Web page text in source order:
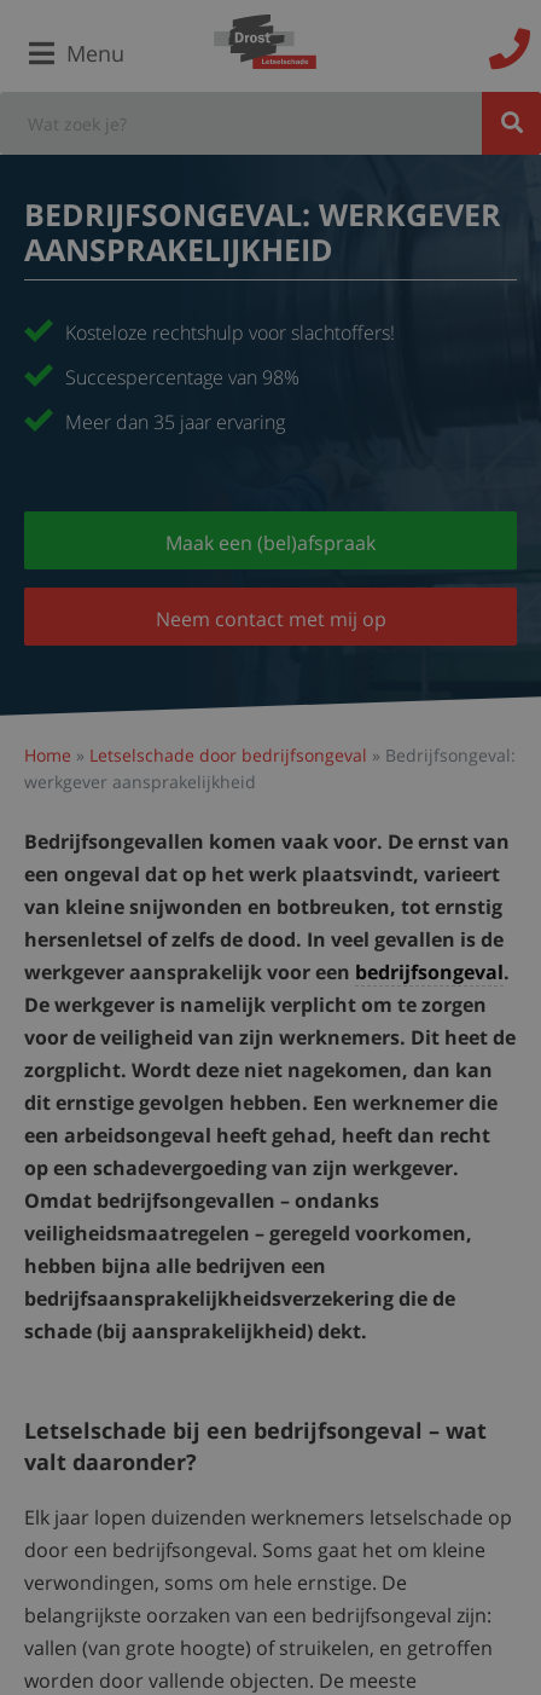
Menu
BEDRIJFSONGEVAL: WERKGEVER
AANSPRAKELIJKHEID
Kosteloze rechtshulp voor slachtoffers!
Succespercentage van 98%
Meer dan 35 jaar ervaring
Maak een (bel)afspraak
Neem contact met mij op
Home » Letselschade door bedrijfsongeval » Bedrijfsongeval:
werkgever aansprakelijkheid
Bedrijfsongevallen komen vaak voor. De ernst van
een ongeval dat op het werk plaatsvindt, varieert
van kleine snijwonden en botbreuken, tot ernstig
hersenletsel of zelfs de dood. In veel gevallen is de
werkgever aansprakelijk voor een bedrijfsongeval.
De werkgever is namelijk verplicht om te zorgen
voor de veiligheid van zijn werknemers. Dit heet de
zorgplicht. Wordt deze niet nagekomen, dan kan
dit ernstige gevolgen hebben. Een werknemer die
een arbeidsongeval heeft gehad, heeft dan recht
op een schadevergoeding van zijn werkgever.
Omdat bedrijfsongevallen – ondanks
veiligheidsmaatregelen – geregeld voorkomen,
hebben bijna alle bedrijven een
bedrijfsaansprakelijkheidsverzekering die de
schade (bij aansprakelijkheid) dekt.
Letselschade bij een bedrijfsongeval – wat
valt daaronder?
Elk jaar lopen duizenden werknemers letselschade op
door een bedrijfsongeval. Soms gaat het om kleine
verwondingen, soms om hele ernstige. De
belangrijkste oorzaken van een bedrijfsongeval zijn:
vallen (van grote hoogte) of struikelen, en getroffen
worden door vallende objecten. De meeste